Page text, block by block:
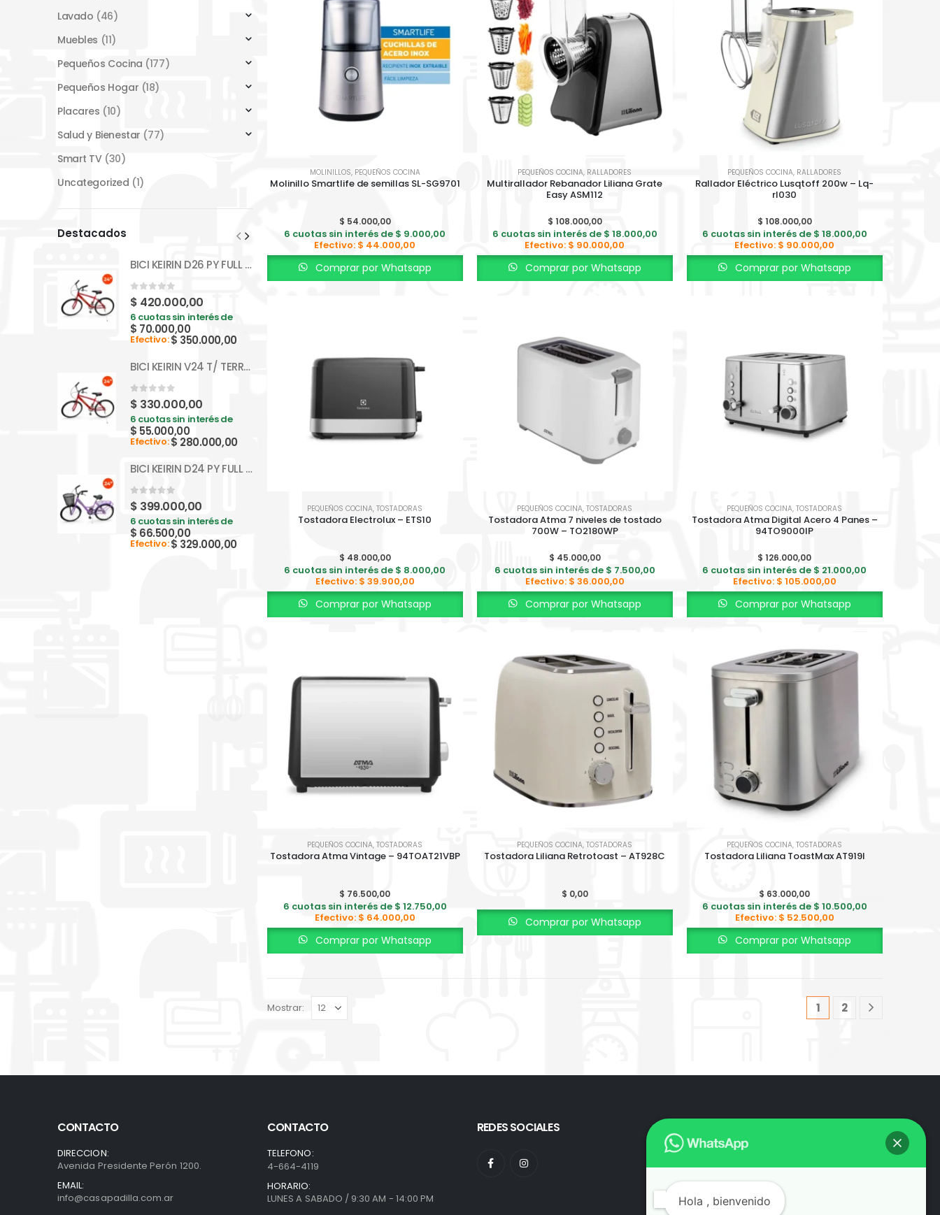
MOLINILLOS, PEQUEÑOS COCINA
Molinillo Smartlife de semillas SL-SG9701
$ 54.000,00
6 cuotas sin interés de $ 9.000,00
Efectivo: $ 44.000,00
Comprar por Whatsapp
PEQUEÑOS COCINA, RALLADORES
Multirallador Rebanador Liliana Grate
Easy ASM112
$ 108.000,00
6 cuotas sin interés de $ 18.000,00
Efectivo: $ 90.000,00
Comprar por Whatsapp
PEQUEÑOS COCINA, RALLADORES
Rallador Eléctrico Lusqtoff 200w – Lq-
rl030
$ 108.000,00
6 cuotas sin interés de $ 18.000,00
Efectivo: $ 90.000,00
Comprar por Whatsapp
PEQUEÑOS COCINA,TOSTADORAS
Tostadora Electrolux – ETS10
$ 48.000,00
6 cuotas sin interés de $ 8.000,00
Efectivo: $ 39.900,00
Comprar por Whatsapp
PEQUEÑOS COCINA,TOSTADORAS
Tostadora Atma 7 niveles de tostado
700W – TO2180WP
$ 45.000,00
6 cuotas sin interés de $ 7.500,00
Efectivo: $ 36.000,00
Comprar por Whatsapp
PEQUEÑOS COCINA,TOSTADORAS
Tostadora Atma Digital Acero 4 Panes –
94TO9000IP
$ 126.000,00
6 cuotas sin interés de $ 21.000,00
Efectivo: $ 105.000,00
Comprar por Whatsapp
PEQUEÑOS COCINA,TOSTADORAS
Tostadora Atma Vintage – 94TOAT21VBP
$ 76.500,00
6 cuotas sin interés de $ 12.750,00
Efectivo: $ 64.000,00
Comprar por Whatsapp
PEQUEÑOS COCINA,TOSTADORAS
Tostadora Liliana Retrotoast – AT928C
$ 0,00
Comprar por Whatsapp
PEQUEÑOS COCINA,TOSTADORAS
Tostadora Liliana ToastMax AT919I
$ 63.000,00
6 cuotas sin interés de $ 10.500,00
Efectivo: $ 52.500,00
Comprar por Whatsapp
Mostrar: 1 2
Lavado (46)
Muebles (11)
Pequeños Cocina (177)
Pequeños Hogar (18)
Placares (10)
Salud y Bienestar (77)
Smart TV (30)
Uncategorized (1)
Destacados
BICI KEIRIN D26 PY FULL BP10F
0 out of 5
$ 420.000,00
6 cuotas sin interés de
$ 70.000,00
Efectivo:$ 350.000,00
BICI KEIRIN V24 T/ TERRENO S/ CAMBIOS BM024
0 out of 5
$ 330.000,00
6 cuotas sin interés de
$ 55.000,00
Efectivo:$ 280.000,00
BICI KEIRIN D24 PY FULL BP24F
0 out of 5
$ 399.000,00
6 cuotas sin interés de
$ 66.500,00
Efectivo:$ 329.000,00
out of 5
330.000,00
6 cuotas sin interés de
$55.000,00
Efectivo:$280.000,00
$399.000,00
6 cuotas sin interés de
CONTACTO
DIRECCION:
Avenida Presidente Perón 1200.
EMAIL:
info@casapadilla.com.ar
CONTACTO
TELEFONO:
4-664-4119
HORARIO:
LUNES A SABADO / 9:30 AM - 14:00 PM
REDES SOCIALES
Hola , bienvenido